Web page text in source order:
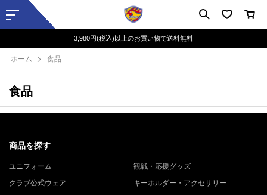
3,980円(税込)以上のお買い物で送料無料
ホーム 食品
食品
商品を探す
ユニフォーム
観戦・応援グッズ
クラブ公式ウェア
キーホルダー・アクセサリー